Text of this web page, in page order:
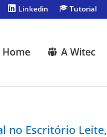
Linkedin Tutorial
Home A Witec